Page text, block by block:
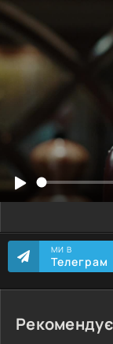
МИ В
Телеграм